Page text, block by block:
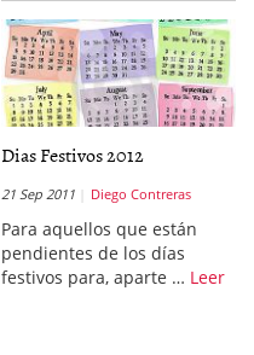
Dias Festivos 2012
21 Sep 2011 Diego Contreras
Para aquellos que están
pendientes de los días
festivos para, aparte … Leer